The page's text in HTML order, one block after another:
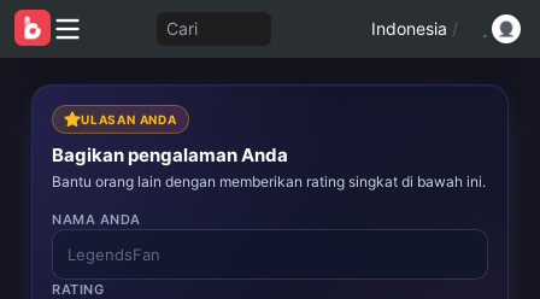
Cari Indonesia /
ULASAN ANDA
Bagikan pengalaman Anda
Bantu orang lain dengan memberikan rating singkat di bawah ini.
NAMA ANDA
RATING